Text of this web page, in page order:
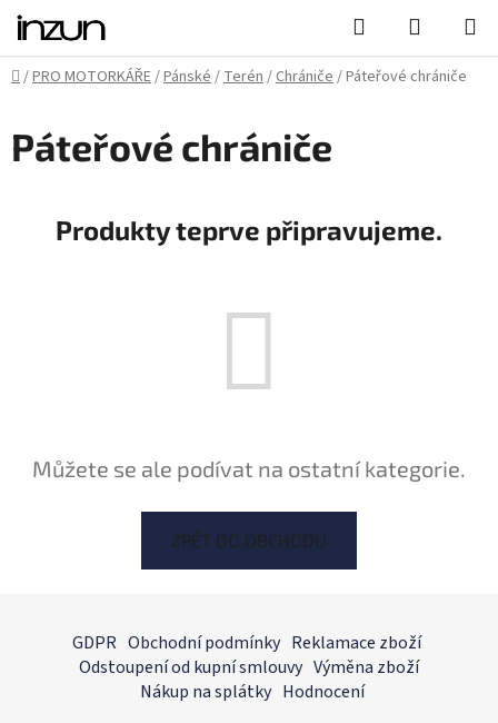
Přejít
obsah
Hledat
KOŠÍK
Domů
/PRO MOTORKÁŘE/Pánské/Terén/Chrániče/Páteřové chrániče
Páteřové chrániče
Produkty teprve připravujeme.
Můžete se ale podívat na ostatní kategorie.
ZPĚT DO OBCHODU
GDPR Obchodní podmínky Reklamace zboží
Odstoupení od kupní smlouvy Výměna zboží
Nákup na splátky Hodnocení